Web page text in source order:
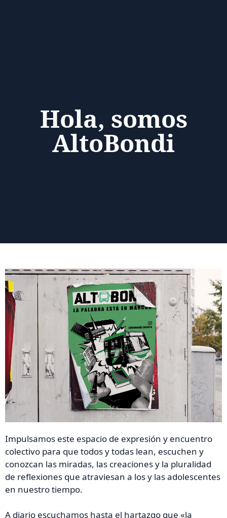
Hola, somos
AltoBondi
Impulsamos este espacio de expresión y encuentro
colectivo para que todos y todas lean, escuchen y
conozcan las miradas, las creaciones y la pluralidad
de reflexiones que atraviesan a los y las adolescentes
en nuestro tiempo.
A diario escuchamos hasta el hartazgo que «la